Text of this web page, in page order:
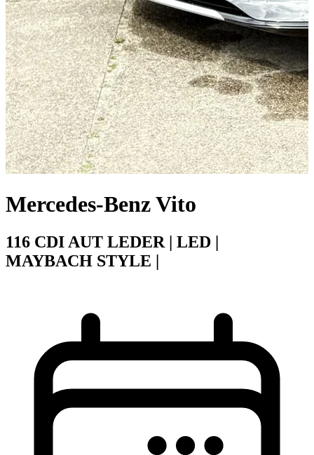
Mercedes-Benz Vito
116 CDI AUT LEDER | LED |
MAYBACH STYLE |